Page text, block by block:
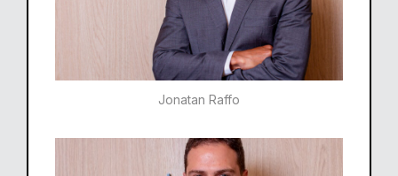
Jonatan Raffo